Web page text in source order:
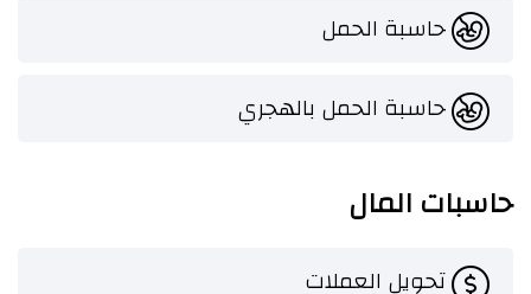
حاسبة الحمل
حاسبة الحمل بالهجري
حاسبات المال
تحويل العملات